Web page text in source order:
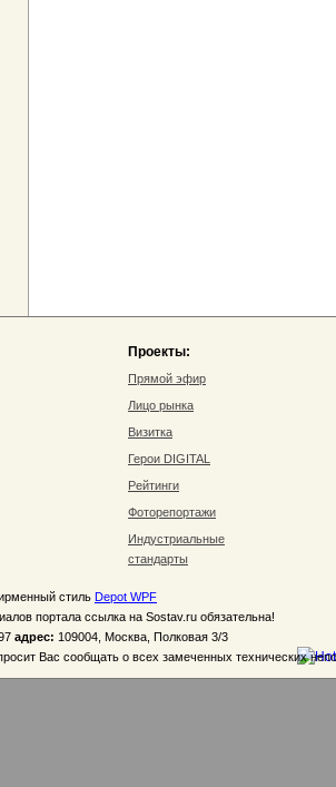
Проекты:
Прямой эфир
Лицо рынка
Визитка
Герои DIGITAL
Рейтинги
Фоторепортажи
Индустриальные
стандарты
стиль Depot WPF
портала ссылка на Sostav.ru обязательна!
адрес: 109004, Москва, Полковая 3/3
Вас сообщать о всех замеченных технических